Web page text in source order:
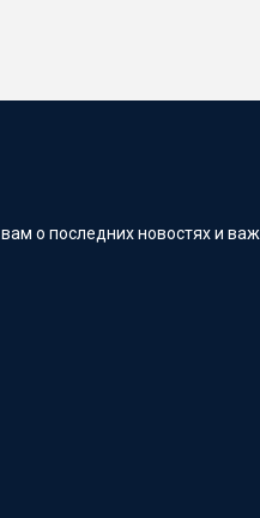
о последних новостях и